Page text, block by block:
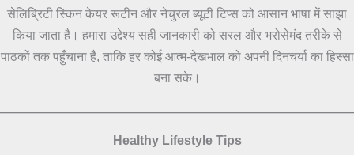
सेलिब्रिटी स्किन केयर रूटीन और नेचुरल ब्यूटी टिप्स को आसान भाषा में साझा
किया जाता है। हमारा उद्देश्य सही जानकारी को सरल और भरोसेमंद तरीके से
पाठकों तक पहुँचाना है, ताकि हर कोई आत्म-देखभाल को अपनी दिनचर्या का हिस्सा
बना सके।
Healthy Lifestyle Tips